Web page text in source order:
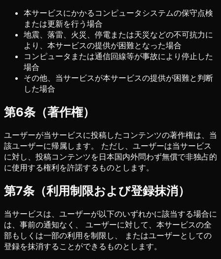
本サービスにかかるコンピュータシステムの保守点検
または更新を行う場合
地震、落雷、火災、停電または天災などの不可抗力に
より、本サービスの提供が困難となった場合
コンピュータまたは通信回線等が事故により停止した
場合
その他、当サービスが本サービスの提供が困難と判断
した場合
第6条（著作権）
ユーザーが当サービスに投稿したコンテンツの著作権は、当
該ユーザーに帰属します。 ただし、ユーザーは当サービス
に対し、投稿コンテンツを日本国内外問わず無償で非独占的
に使用する権利を許諾するものとします。
第7条（利用制限および登録抹消）
当サービスは、ユーザーが以下のいずれかに該当する場合に
は、事前の通知なく、 ユーザーに対して、本サービスの全
部もしくは一部の利用を制限し、 またはユーザーとしての
登録を抹消することができるものとします。